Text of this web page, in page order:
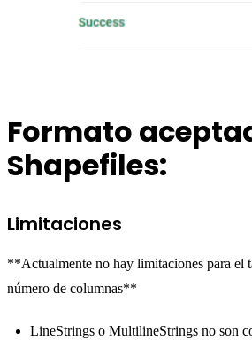
Formato
Shapefiles:
Limitaciones
**Actualmente no hay limitaciones para el
número de columnas**
LineStrings o MultilineStrings no son